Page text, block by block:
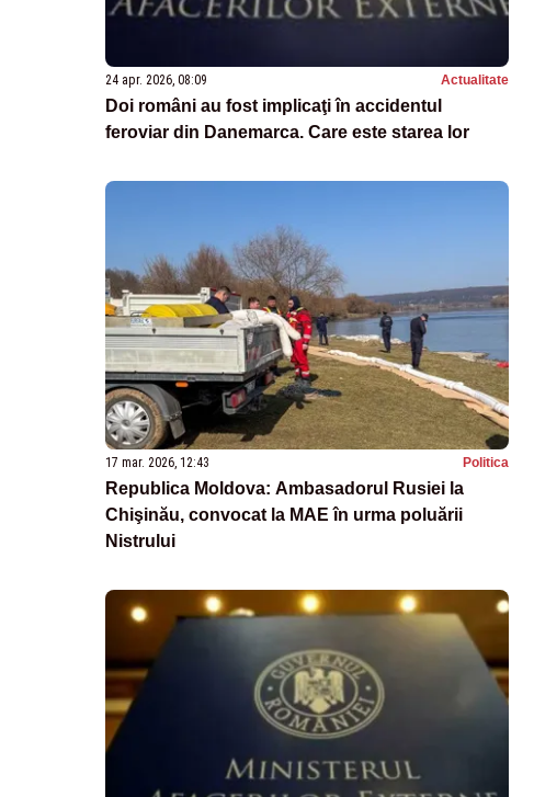
24 apr. 2026, 08:09 Actualitate
Doi români au fost implicaţi în accidentul
feroviar din Danemarca. Care este starea lor
17 mar. 2026, 12:43 Politica
Republica Moldova: Ambasadorul Rusiei la
Chişinău, convocat la MAE în urma poluării
Nistrului